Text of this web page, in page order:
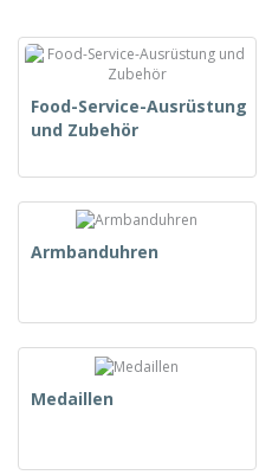
Food-Service-Ausrüstung
und Zubehör
Armbanduhren
Medaillen